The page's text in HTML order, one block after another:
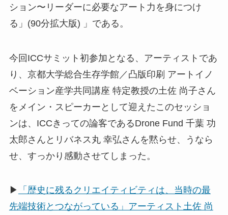
ション〜リーダーに必要なアート力を身につけ
る」(90分拡大版) 」である。
今回ICCサミット初参加となる、アーティストであ
り、京都大学総合生存学館／凸版印刷 アートイノ
ベーション産学共同講座 特定教授の土佐 尚子さん
をメイン・スピーカーとして迎えたこのセッショ
ンは、ICCきっての論客であるDrone Fund 千葉 功
太郎さんとリバネス丸 幸弘さんを黙らせ、うなら
せ、すっかり感動させてしまった。
▶
「歴史に残るクリエイティビティは、当時の最
先端技術とつながっている」アーティスト土佐 尚